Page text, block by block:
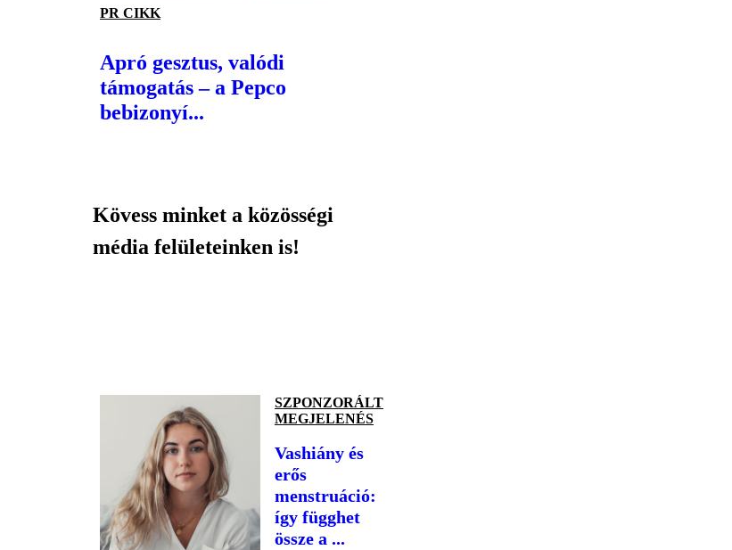
PR CIKK
Apró gesztus, valódi
támogatás – a Pepco
bebizonyí...
Kövess minket a közösségi
média felületeinken is!
SZPONZORÁLT
MEGJELENÉS
Vashiány és
erős
menstruáció:
így függhet
össze a ...